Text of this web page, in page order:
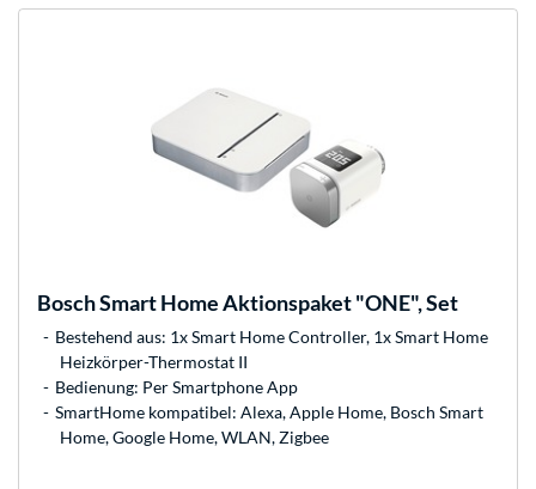
BoschSmart Home Aktionspaket "ONE", Set
Bestehend aus: 1x Smart Home Controller, 1x Smart Home
Heizkörper-Thermostat II
Bedienung: Per Smartphone App
SmartHome kompatibel: Alexa, Apple Home, Bosch Smart
Home, Google Home, WLAN, Zigbee